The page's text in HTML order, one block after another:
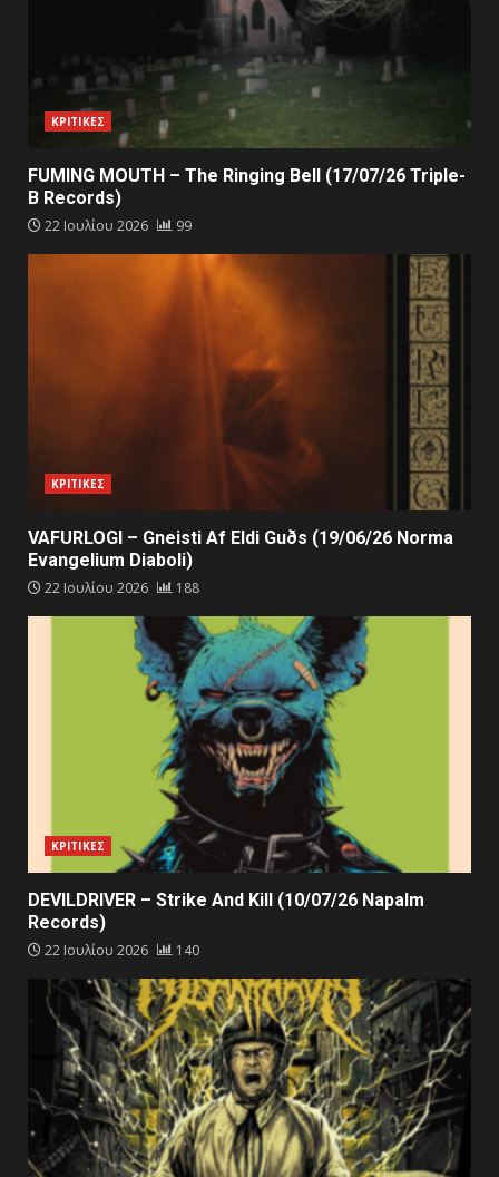
ΚΡΙΤΙΚΕΣ
FUMING MOUTH – The Ringing Bell (17/07/26 Triple-
B Records)
22 Ιουλίου 2026 99
ΚΡΙΤΙΚΕΣ
VAFURLOGI – Gneisti Af Eldi Guðs (19/06/26 Norma
Evangelium Diaboli)
22 Ιουλίου 2026 188
ΚΡΙΤΙΚΕΣ
DEVILDRIVER – Strike And Kill (10/07/26 Napalm
Records)
22 Ιουλίου 2026 140